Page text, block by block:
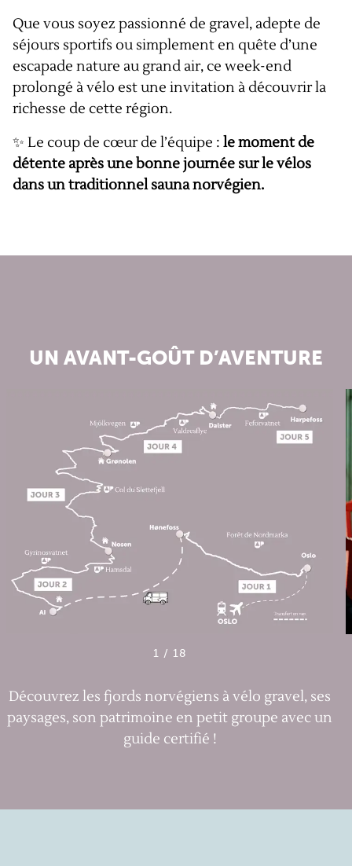
Que vous soyez passionné de gravel, adepte de
séjours sportifs ou simplement en quête d’une
escapade nature au grand air, ce week-end
prolongé à vélo est une invitation à découvrir la
richesse de cette région.
✨ Le coup de cœur de l’équipe : lemoment de
détente après une bonne journée sur le vélos
dans un traditionnel sauna norvégien.
UN AVANT-GOÛT D’AVENTURE
1 / 18
Découvrez les fjords norvégiens à vélo gravel, ses
paysages, son patrimoine en petit groupe avec un
guide certifié !